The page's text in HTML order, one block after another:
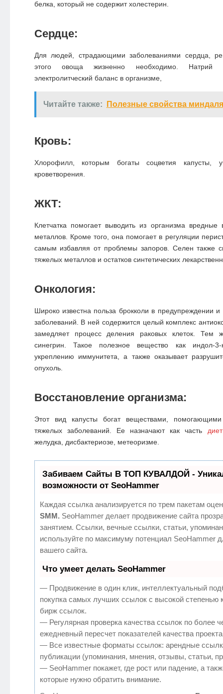
белка, который не содержит холестерин.
Сердце:
Для людей, страдающими заболеваниями сердца,
этого овоща жизненно необходимо. Натрий
электролитческий баланс в организме,
Читайте также: Полезные свойства миндаля
Кровь:
Хлорофилл, которым богаты соцветия капусты,
кроветворения.
ЖКТ:
Клетчатка помогает выводить из организма
металлов. Кроме того, она помогает в регуляции
самым избавляя от проблемы запоров. Селен также
тяжелых металлов и остатков синтетических
Онкология:
Широко известна польза брокколи в предупреждении и
заболеваний. В ней содержится целый комплекс
замедляет процесс деления раковых клеток. Тем
синегрин. Такое полезное вещество как индол-3-
укреплению иммунитета, а также оказывает
опухоль.
Восстановление организма:
Этот вид капусты богат веществами, помогающими
тяжелых заболеваний. Ее назначают как часть
желудка, дисбактериозе, метеоризме.
Забиваем Сайты В ТОП КУВАЛДОЙ -
возможности от SeoHammer
Каждая ссылка анализируется по трем пакетам
SMM. SeoHammer делает продвижение сайта
занятием. Ссылки, вечные ссылки, статьи,
используйте по максимуму потенциал SeoHammer
вашего сайта.
Что умеет делать SeoHammer
— Продвижение в один клик, интеллектуальный
покупка самых лучших ссылок с высокой степенью
бирж ссылок.
— Регулярная проверка качества ссылок по более
ежедневный пересчет показателей качества
— Все известные форматы ссылок: арендные
публикации (упоминания, мнения, отзывы, статьи,
— SeoHammer покажет, где рост или падение, а
которые нужно обратить внимание.